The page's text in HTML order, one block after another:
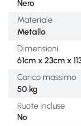
Nero
Materiale
Metallo
Dimensioni
61cm x 23cm x
Carico massimo
50 kg
Ruote incluse
No